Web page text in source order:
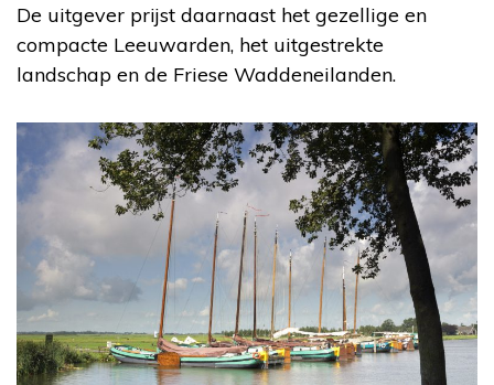
De uitgever prijst daarnaast het gezellige en
compacte Leeuwarden, het uitgestrekte
landschap en de Friese Waddeneilanden.